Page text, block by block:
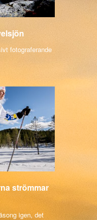
fotograferande
strömmar
igen, det